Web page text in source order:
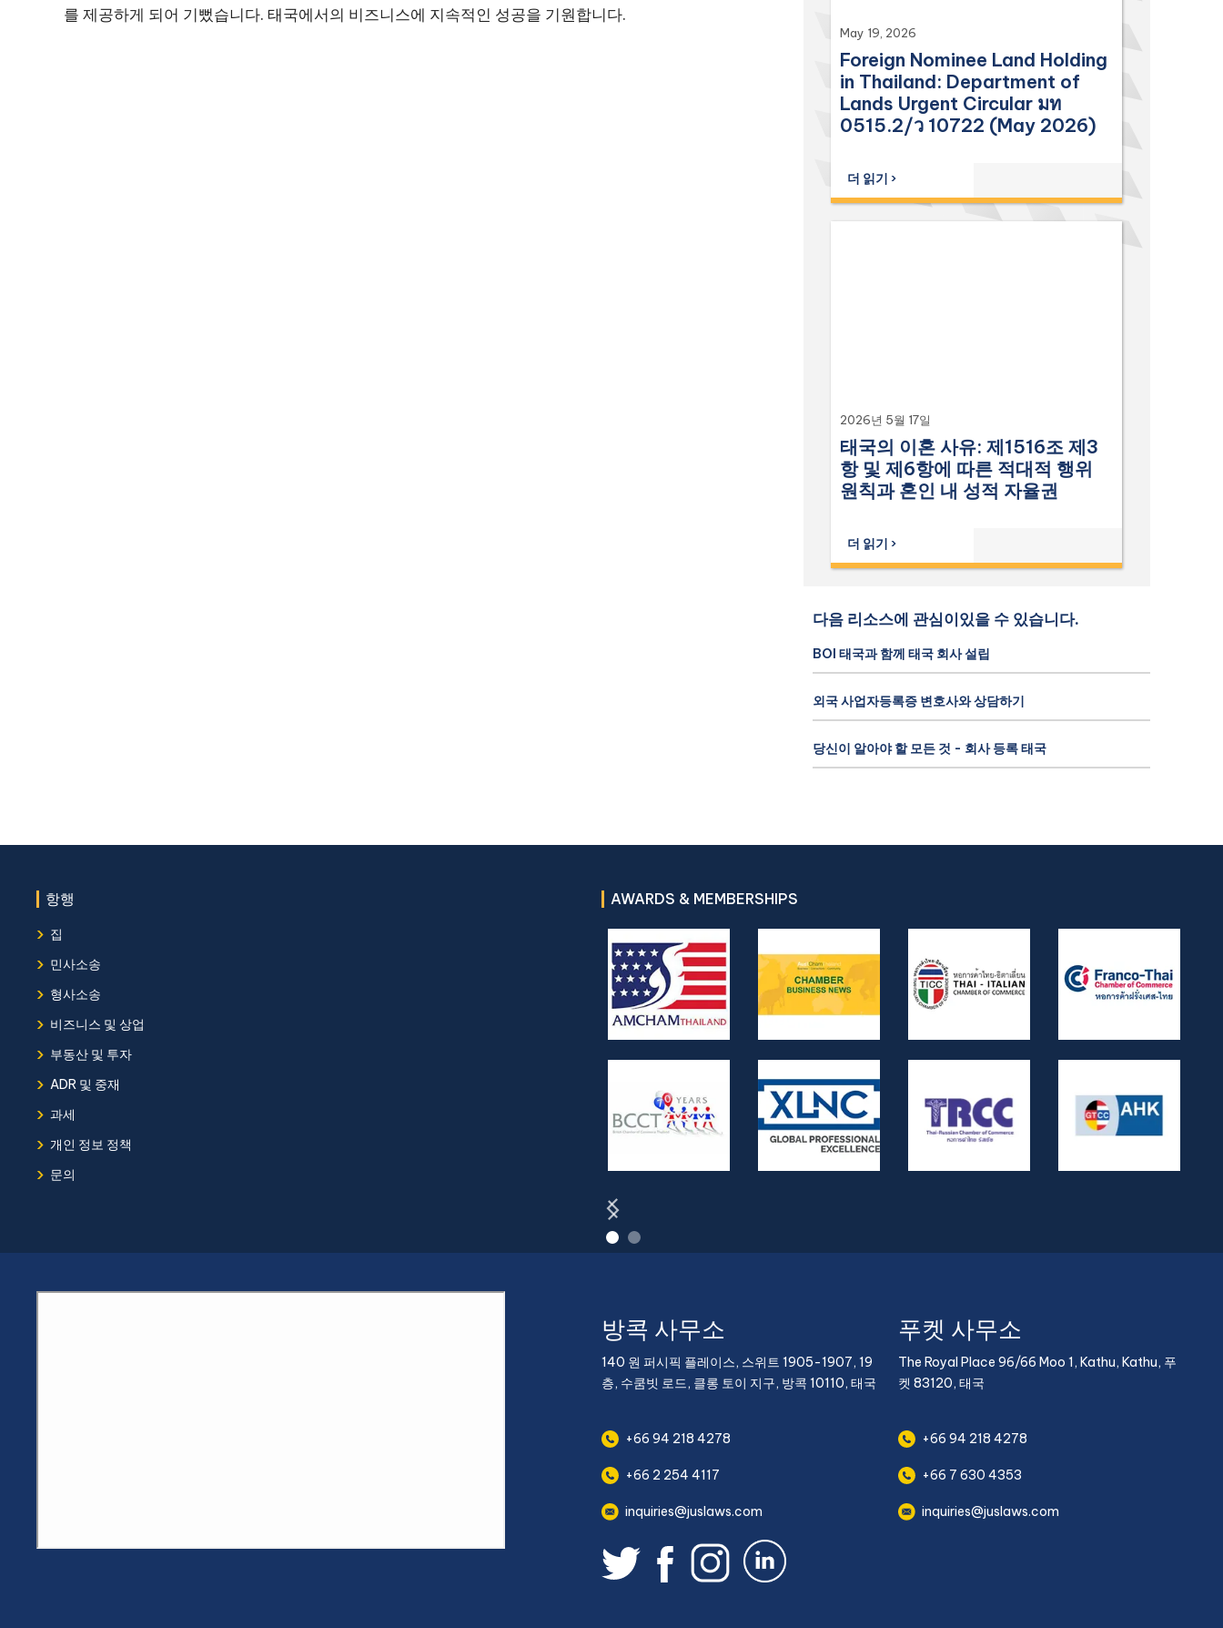
를 제공하게 되어 기뻤습니다. 태국에서의 비즈니스에 지속적인 성공을 기원합니다.
May 19, 2026
Foreign Nominee Land Holding
in Thailand: Department of
Lands Urgent Circular มท
0515.2/ว 10722 (May 2026)
더 읽기 ›
2026년 5월 17일
태국의 이혼 사유: 제1516조 제3
항 및 제6항에 따른 적대적 행위
원칙과 혼인 내 성적 자율권
더 읽기 ›
다음 리소스에 관심이있을 수 있습니다.
BOI 태국과 함께 태국 회사 설립
외국 사업자등록증 변호사와 상담하기
당신이 알아야 할 모든 것 - 회사 등록 태국
항행
› 집
› 민사소송
› 형사소송
› 비즈니스 및 상업
› 부동산 및 투자
› ADR 및 중재
› 과세
› 개인 정보 정책
› 문의
AWARDS & MEMBERSHIPS
방콕 사무소
140 원 퍼시픽 플레이스, 스위트 1905-1907, 19
층, 수쿰빗 로드, 클롱 토이 지구, 방콕 10110, 태국
+66 94 218 4278
+66 2 254 4117
inquiries@juslaws.com
푸켓 사무소
The Royal Place 96/66 Moo 1, Kathu, Kathu, 푸
켓 83120, 태국
+66 94 218 4278
+66 7 630 4353
inquiries@juslaws.com